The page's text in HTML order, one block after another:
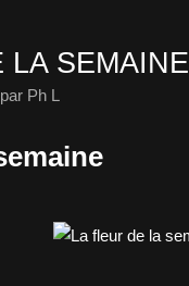
LA SEMAINE
par Ph L